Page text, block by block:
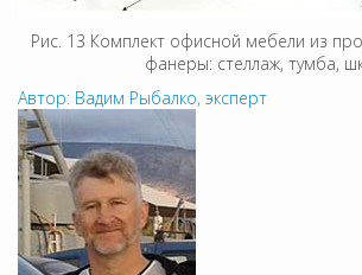
Рис. 13 Комплект офисной мебели из
фанеры: стеллаж, тумба,
Автор: Вадим Рыбалко, эксперт